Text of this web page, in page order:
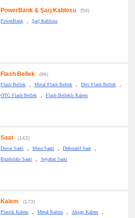
PowerBank & Şarj Kablosu
(56)
PowerBank
, Şarj Kablosu
Flash Bellek
(99)
Flash Bellek
, Metal Flash Bellek , Deri Flash Bellek ,
OTG Flash Bellek , Flash Bellekli Kalem
Saat
(142)
Duvar Saati
, Masa Saati , Dekoratif Saat ,
Buzdolabı Saati , Seyahat Saati
Kalem
(173)
Plastik Kalem
, Metal Kalem , Ahşap Kalem ,